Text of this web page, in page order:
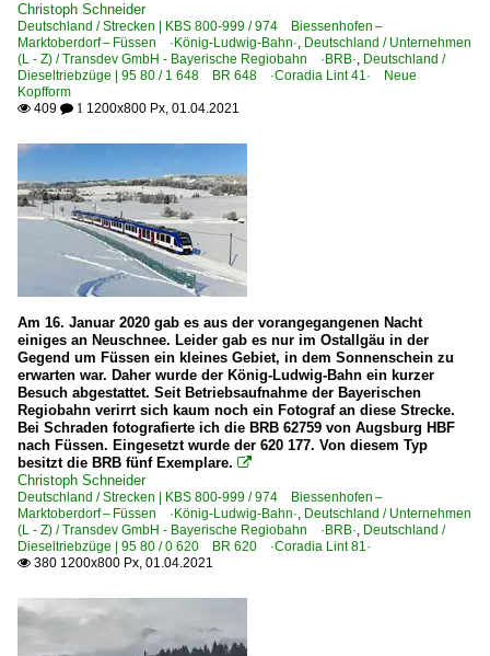
Christoph Schneider
Deutschland / Strecken | KBS 800-999 / 974 Biessenhofen –
Marktoberdorf – Füssen ·König-Ludwig-Bahn·, Deutschland / Unternehmen
(L - Z) / Transdev GmbH - Bayerische Regiobahn ·BRB·, Deutschland /
Dieseltriebzüge | 95 80 / 1 648 BR 648 ·Coradia Lint 41· Neue
Kopfform
 409  1 1200x800 Px, 01.04.2021
Am 16. Januar 2020 gab es aus der vorangegangenen Nacht
einiges an Neuschnee. Leider gab es nur im Ostallgäu in der
Gegend um Füssen ein kleines Gebiet, in dem Sonnenschein zu
erwarten war. Daher wurde der König-Ludwig-Bahn ein kurzer
Besuch abgestattet. Seit Betriebsaufnahme der Bayerischen
Regiobahn verirrt sich kaum noch ein Fotograf an diese Strecke.
Bei Schraden fotografierte ich die BRB 62759 von Augsburg HBF
nach Füssen. Eingesetzt wurde der 620 177. Von diesem Typ
besitzt die BRB fünf Exemplare. 
Christoph Schneider
Deutschland / Strecken | KBS 800-999 / 974 Biessenhofen –
Marktoberdorf – Füssen ·König-Ludwig-Bahn·, Deutschland / Unternehmen
(L - Z) / Transdev GmbH - Bayerische Regiobahn ·BRB·, Deutschland /
Dieseltriebzüge | 95 80 / 0 620 BR 620 ·Coradia Lint 81·
 380 1200x800 Px, 01.04.2021